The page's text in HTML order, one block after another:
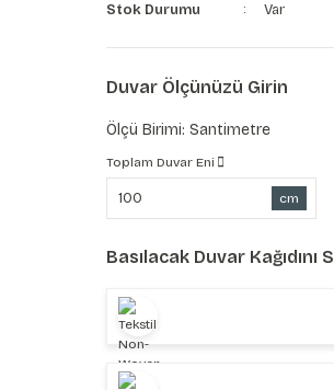
Stok Durumu Var
Duvar Ölçünüzü Girin
Ölçü Birimi: Santimetre
Toplam Duvar Eni
cm
Basılacak Duvar Kağıdını